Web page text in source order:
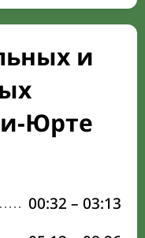
и
Юрте
00:32 – 03:13